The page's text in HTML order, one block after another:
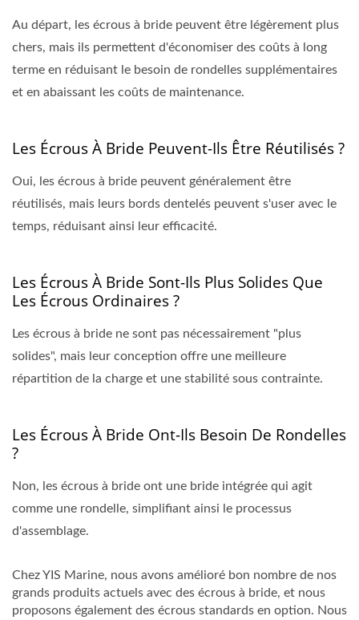
Au départ, les écrous à bride peuvent être légèrement plus
chers, mais ils permettent d'économiser des coûts à long
terme en réduisant le besoin de rondelles supplémentaires
et en abaissant les coûts de maintenance.
Les Écrous À Bride Peuvent-Ils Être Réutilisés ?
Oui, les écrous à bride peuvent généralement être
réutilisés, mais leurs bords dentelés peuvent s'user avec le
temps, réduisant ainsi leur efficacité.
Les Écrous À Bride Sont-Ils Plus Solides Que
Les Écrous Ordinaires ?
Les écrous à bride ne sont pas nécessairement "plus
solides", mais leur conception offre une meilleure
répartition de la charge et une stabilité sous contrainte.
Les Écrous À Bride Ont-Ils Besoin De Rondelles
?
Non, les écrous à bride ont une bride intégrée qui agit
comme une rondelle, simplifiant ainsi le processus
d'assemblage.
Chez YIS Marine, nous avons amélioré bon nombre de nos
grands produits actuels avec des écrous à bride, et nous
proposons également des écrous standards en option. Nous